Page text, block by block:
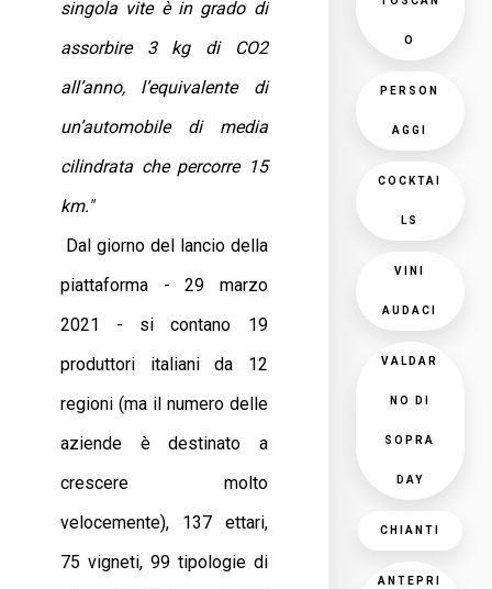
singola vite è in grado di
assorbire 3 kg di CO2
all’anno, l’equivalente di
un’automobile di media
cilindrata che percorre 15
km."
Dal giorno del lancio della
piattaforma - 29 marzo
2021 - si contano 19
produttori italiani da 12
regioni (ma il numero delle
aziende è destinato a
crescere molto
velocemente), 137 ettari,
75 vigneti, 99 tipologie di
O
PERSON
AGGI
COCKTAI
LS
VINI
AUDACI
VALDAR
NO DI
SOPRA
DAY
CHIANTI
ANTEPRI